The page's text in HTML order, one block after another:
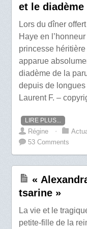
et le
Lors du dîner
Haye en
princesse
apparue
diadème de la
depuis de
Laurent F. –
LIRE PLUS...
Régine ⋅
53 Comments
«
tsarine »
La vie et le
petite-fille de la